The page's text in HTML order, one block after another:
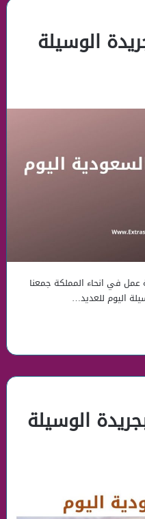
الوسيلة
عمل في انحاء المملكة جمعنا
اليوم للعديد…
الوسيلة